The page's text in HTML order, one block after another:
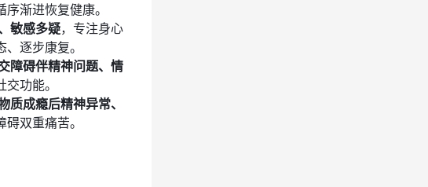
渐进恢复健康。
敏感多疑，专注身心
逐步康复。
障碍伴精神问题、情
功能。
质成瘾后精神异常、
双重痛苦。